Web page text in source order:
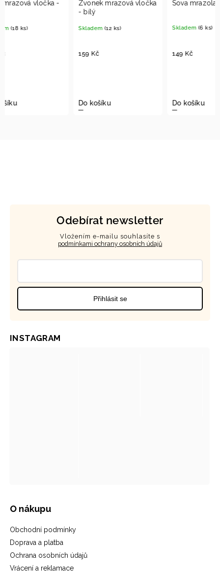
Zvonek mrazová vločka
Skladem
Do košíku
Sova mrazolaková - bílá
Skladem
Do košíku
Odebírat newsletter
Vložením e-mailu souhlasíte s
podmínkami ochrany osobních údajů
Přihlásit se
O nákupu
Obchodní podmínky
Doprava a platba
Ochrana osobních údajů
Vrácení a reklamace
INSTAGRAM